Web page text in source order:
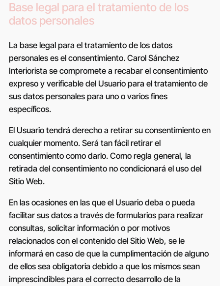
Base legal para el tratamiento de los
datos personales
La base legal para el tratamiento de los datos
personales es el consentimiento. Carol Sánchez
Interiorista se compromete a recabar el consentimiento
expreso y verificable del Usuario para el tratamiento de
sus datos personales para uno o varios fines
específicos.
El Usuario tendrá derecho a retirar su consentimiento en
cualquier momento. Será tan fácil retirar el
consentimiento como darlo. Como regla general, la
retirada del consentimiento no condicionará el uso del
Sitio Web.
En las ocasiones en las que el Usuario deba o pueda
facilitar sus datos a través de formularios para realizar
consultas, solicitar información o por motivos
relacionados con el contenido del Sitio Web, se le
informará en caso de que la cumplimentación de alguno
de ellos sea obligatoria debido a que los mismos sean
imprescindibles para el correcto desarrollo de la